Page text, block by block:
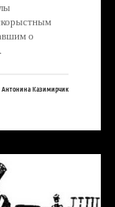
о
Антонина Казимирчик